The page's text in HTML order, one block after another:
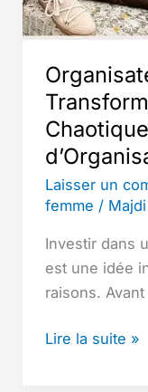
Laisser un
femme / Majdi
Investir dans
est une idée
raisons.
Organisateur
Lire la suite »